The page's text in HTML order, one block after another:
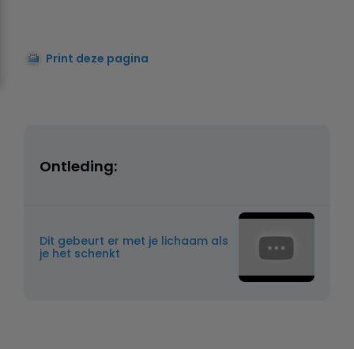
Print deze pagina
Ontleding:
Dit gebeurt er met je lichaam als
je het schenkt